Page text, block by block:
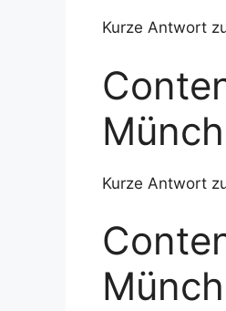
Kurze Antwort
Kurze Antwort